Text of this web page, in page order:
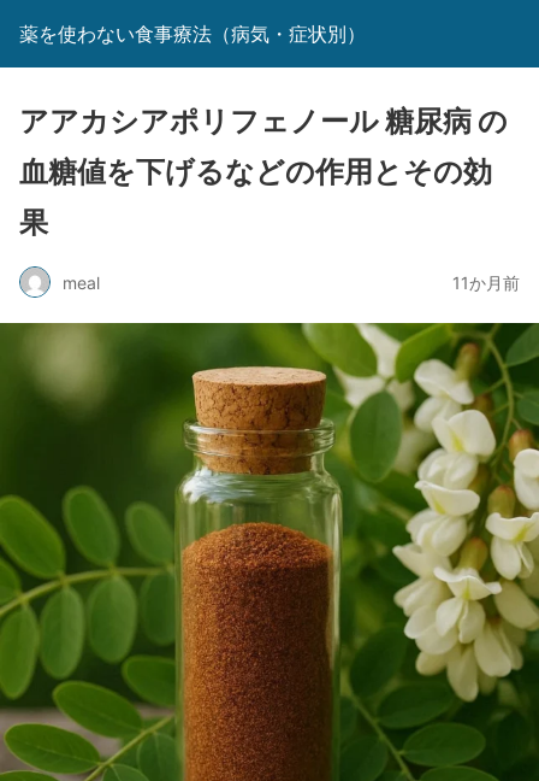
薬を使わない食事療法（病気・症状別）
アアカシアポリフェノール 糖尿病 の
血糖値を下げるなどの作用とその効
果
meal 11か月前